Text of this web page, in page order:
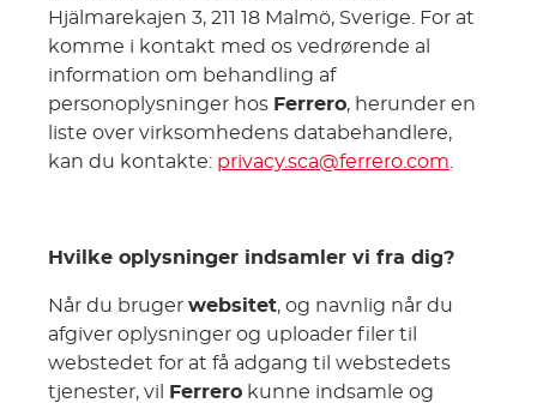
Hjälmarekajen 3, 211 18 Malmö, Sverige. For at
komme i kontakt med os vedrørende al
information om behandling af
personoplysninger hos Ferrero, herunder en
liste over virksomhedens databehandlere,
kan du kontakte: privacy.sca@ferrero.com
Hvilke oplysninger indsamler vi fra dig?
Når du bruger websitet, og navnlig når du
afgiver oplysninger og uploader filer til
webstedet for at få adgang til webstedets
tjenester, vil
Ferrero kunne indsamle og